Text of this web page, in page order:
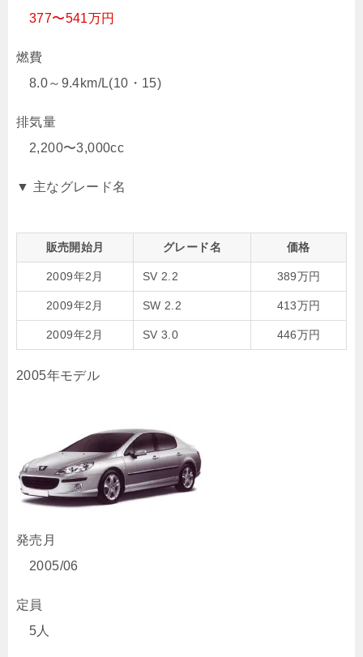
377〜541万円
燃費
8.0～9.4km/L(10・15)
排気量
2,200〜3,000cc
▼ 主なグレード名
販売開始月 グレード名 価格
2009年2月 SV 2.2 389万円
2009年2月 SW 2.2 413万円
2009年2月 SV 3.0 446万円
2005年モデル
発売月
2005/06
定員
5人